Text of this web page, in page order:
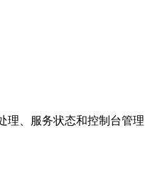
理、服务状态和控制台管理